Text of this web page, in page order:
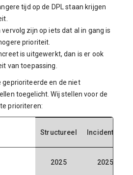
tijd op de DPL staan krijgen
zijn op iets dat al in gang is
prioriteit.
is uitgewerkt, dan is er ook
van toepassing.
geprioriteerde en de niet
toegelicht. Wij stellen voor de
prioriteren:
Structureel Incidenteel
2025 2025